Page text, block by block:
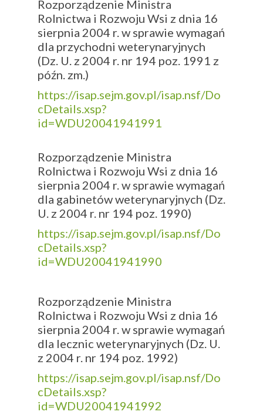
Rozporządzenie Ministra
Rolnictwa i Rozwoju Wsi z dnia 16
sierpnia 2004 r. w sprawie wymagań
dla przychodni weterynaryjnych
(Dz. U. z 2004 r. nr 194 poz. 1991 z
późn. zm.)
https://isap.sejm.gov.pl/isap.nsf/Do
cDetails.xsp?
id=WDU20041941991
Rozporządzenie Ministra
Rolnictwa i Rozwoju Wsi z dnia 16
sierpnia 2004 r. w sprawie wymagań
dla gabinetów weterynaryjnych (Dz.
U. z 2004 r. nr 194 poz. 1990)
https://isap.sejm.gov.pl/isap.nsf/Do
cDetails.xsp?
id=WDU20041941990
Rozporządzenie Ministra
Rolnictwa i Rozwoju Wsi z dnia 16
sierpnia 2004 r. w sprawie wymagań
dla lecznic weterynaryjnych (Dz. U.
z 2004 r. nr 194 poz. 1992)
https://isap.sejm.gov.pl/isap.nsf/Do
cDetails.xsp?
id=WDU20041941992